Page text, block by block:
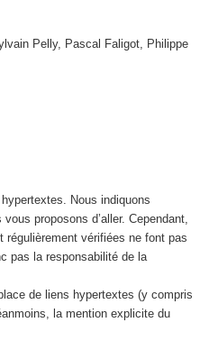
Pelly, Pascal Faligot, Philippe
Nous indiquons
proposons d’aller. Cependant,
vérifiées ne font pas
pas la responsabilité de la
de liens hypertextes (y compris
la mention explicite du